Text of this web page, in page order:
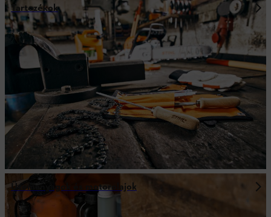
Tartozékok
Üzemanyagok és motorolajok